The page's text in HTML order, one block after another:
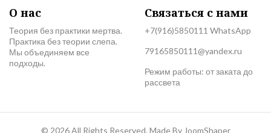
О нас
Теория без практики мертва.
Практика без теории слепа.
Мы объединяем все
подходы.
Связаться с нами
+7(916)5850111 WhatsApp
79165850111@yandex.ru
Режим работы: от заката до
рассвета
© 2026 All Rights Reserved. Made By JoomShaper